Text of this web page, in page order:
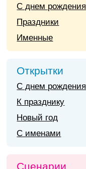
С днем рождения
Праздники
Именные
Открытки
С днем рождения
К празднику
Новый год
С именами
Сценарии